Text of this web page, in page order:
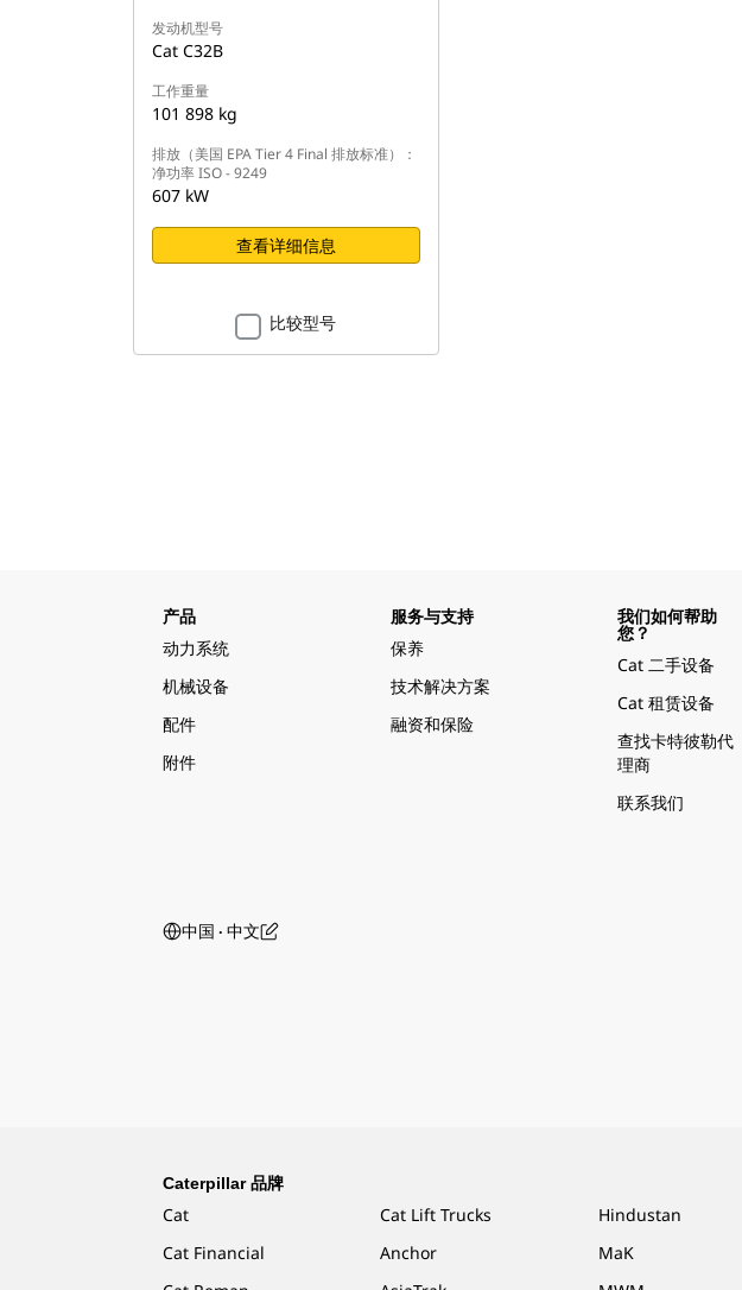
发动机型号
Cat C32B
工作重量
101 898 kg
排放（美国 EPA Tier 4 Final 排放标准）：
净功率 ISO - 9249
607 kW
查看详细信息
比较型号
产品
动力系统
机械设备
配件
附件
服务与支持
保养
技术解决方案
融资和保险
我们如何帮助
您？
Cat 二手设备
Cat 租赁设备
查找卡特彼勒代
理商
联系我们
中国 ‧ 中文
Caterpillar 品牌
Cat
Cat Financial
Cat Lift Trucks
Anchor
Hindustan
MaK